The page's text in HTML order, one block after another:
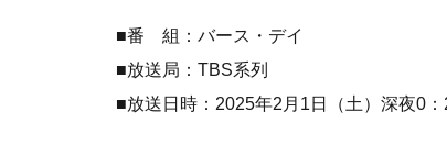
■番 組：バース・デイ
■放送局：TBS系列
■放送日時：2025年2月1日（土）深夜0：